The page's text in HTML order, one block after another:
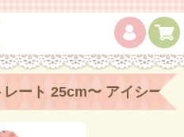
ート 25cm〜 アイシー
ク